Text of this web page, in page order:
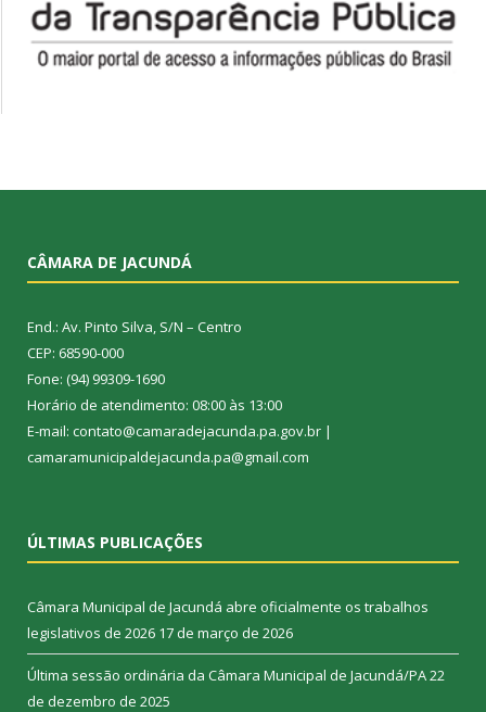
CÂMARA DE JACUNDÁ
End.: Av. Pinto Silva, S/N – Centro
CEP: 68590-000
Fone: (94) 99309-1690
Horário de atendimento: 08:00 às 13:00
E-mail: contato@camaradejacunda.pa.gov.br |
camaramunicipaldejacunda.pa@gmail.com
ÚLTIMAS PUBLICAÇÕES
Câmara Municipal de Jacundá abre oficialmente os trabalhos
legislativos de 2026 17 de março de 2026
Última sessão ordinária da Câmara Municipal de Jacundá/PA22
de dezembro de 2025